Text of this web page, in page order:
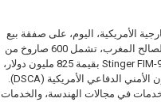
الأمريكية، اليوم، على صفقة بيع
عسكري خارجي لصالح المغرب، تشمل 600 صاروخ من
طراز Stinger FIM-92K Block I بقيمة 825 مليون دولار،
وفقًا لوكالة التعاون الأمني الدفاعي الأمريكية (DSCA).
في مجالات الهندسة، والخدمات